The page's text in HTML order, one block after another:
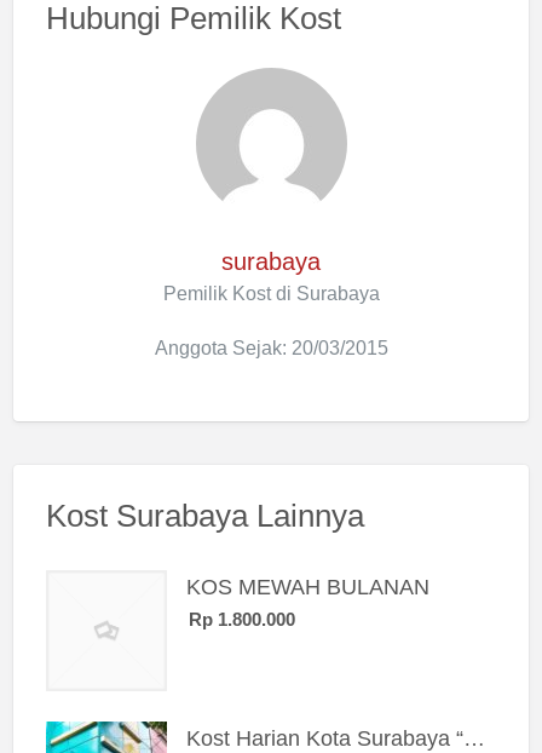
Hubungi Pemilik Kost
surabaya
Pemilik Kost di Surabaya
Anggota Sejak: 20/03/2015
Kost Surabaya Lainnya
KOS MEWAH BULANAN
Rp 1.800.000
Kost Harian Kota Surabaya “Sierra Kost”